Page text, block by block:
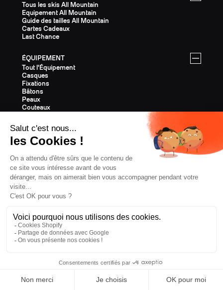
Tous les skis All Mountain
Equipement All Mountain
Guide des tailles All Mountain
Cartes Cadeaux
Last Chance
ÉQUIPEMENT
Tout l'Équipement
Casques
Fixations
Bâtons
Peaux
Couteaux
Last Chance
MENTIONS LÉGALES COOKIES
ZAG2026